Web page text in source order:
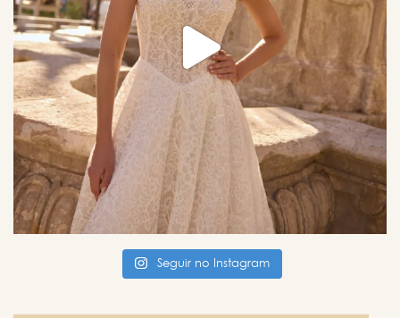
Seguir no Instagram